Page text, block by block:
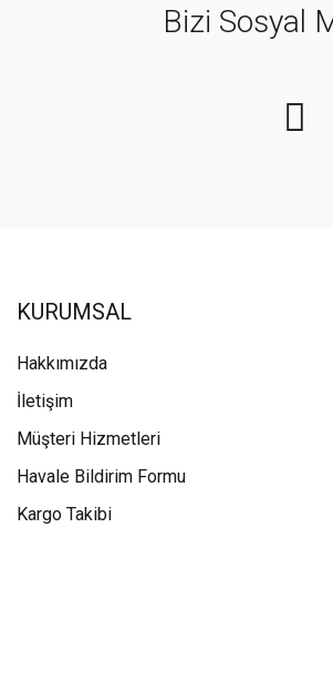
Bizi Sosyal
KURUMSAL
Hakkımızda
İletişim
Müşteri Hizmetleri
Havale Bildirim Formu
Kargo Takibi